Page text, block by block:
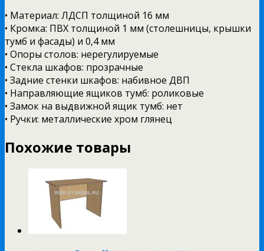
• Материал: ЛДСП толщиной 16 мм
• Кромка: ПВХ толщиной 1 мм (столешницы, крышки
тумб и фасады) и 0,4 мм
• Опоры столов: нерегулируемые
• Стекла шкафов: прозрачные
• Задние стенки шкафов: набивное ДВП
• Направляющие ящиков тумб: роликовые
• Замок на выдвижной ящик тумб: нет
• Ручки: металлические хром глянец
Похожие товары